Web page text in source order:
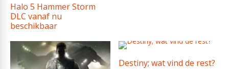
Halo 5 Hammer Storm
DLC vanaf nu
beschikbaar
Destiny; wat vind de rest?